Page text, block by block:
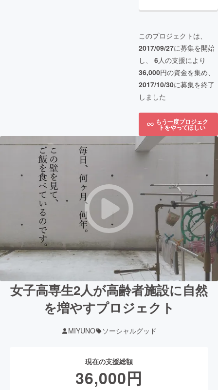
このプロジェクトは、
2017/09/27に募集を開始
し、 6人の支援により
36,000円の資金を集め、
2017/10/30に募集を終了
しました
もう一度プロジェク
トをやってほしい
女子高専生2人が高齢者施設に自然
を増やすプロジェクト
MIYUNO ソーシャルグッド
現在の支援総額
36,000円